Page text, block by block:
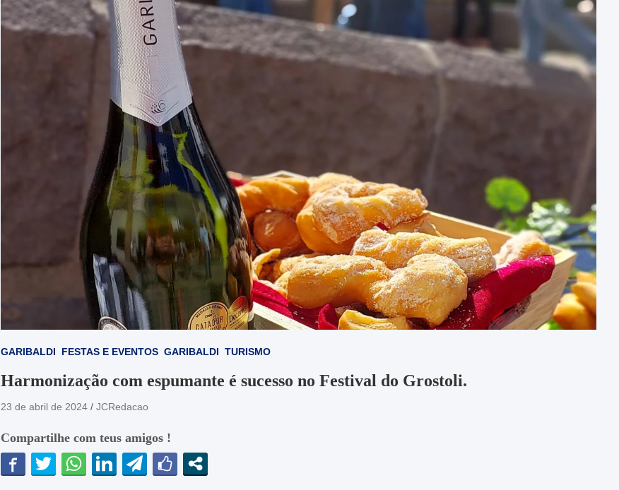
GARIBALDI FESTAS E EVENTOS GARIBALDI TURISMO
Harmonização com espumante é sucesso no Festival do Grostoli.
23 de abril de 2024 JCRedacao
Compartilhe com teus amigos !